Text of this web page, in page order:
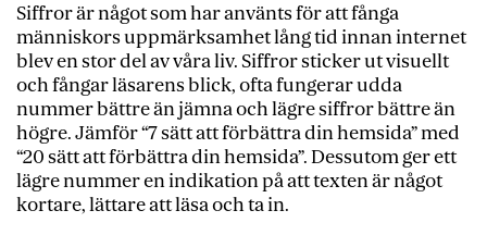
Siffror är något som har använts för att fånga
människors uppmärksamhet lång tid innan internet
blev en stor del av våra liv. Siffror sticker ut visuellt
och fångar läsarens blick, ofta fungerar udda
nummer bättre än jämna och lägre siffror bättre än
högre. Jämför “7 sätt att förbättra din hemsida” med
“20 sätt att förbättra din hemsida”. Dessutom ger ett
lägre nummer en indikation på att texten är något
kortare, lättare att läsa och ta in.